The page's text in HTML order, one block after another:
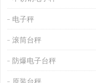
电子秤
滚筒台秤
防爆电子台秤
原装台秤